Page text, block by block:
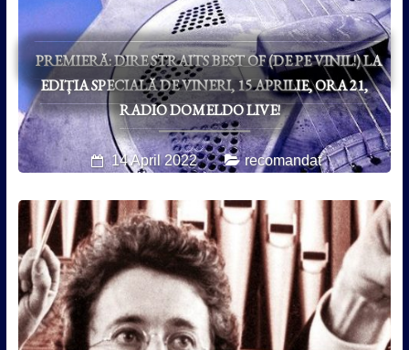
PREMIERĂ: DIRE STRAITS BEST OF (DE PE VINIL!) LA
EDIȚIA SPECIALĂ DE VINERI, 15 APRILIE, ORA 21,
RADIO DOMELDO LIVE!
14 April 2022 recomandat